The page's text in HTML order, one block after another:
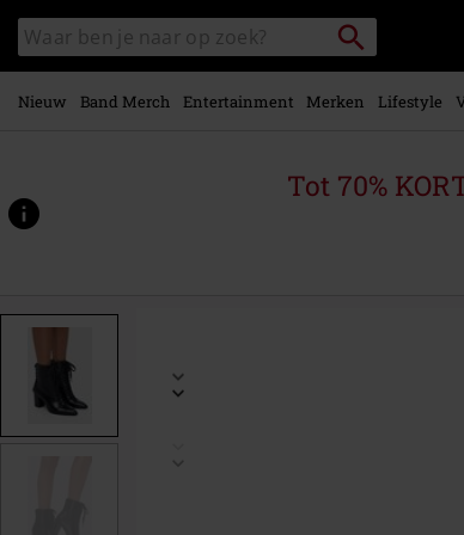
naar
hoofdinhoud
Zoek
in
catalogus
Packstation
zoeken
Nieuw Band Merch Entertainment Merken Lifestyle
Tot 70%
www.large.be/p/beneath-